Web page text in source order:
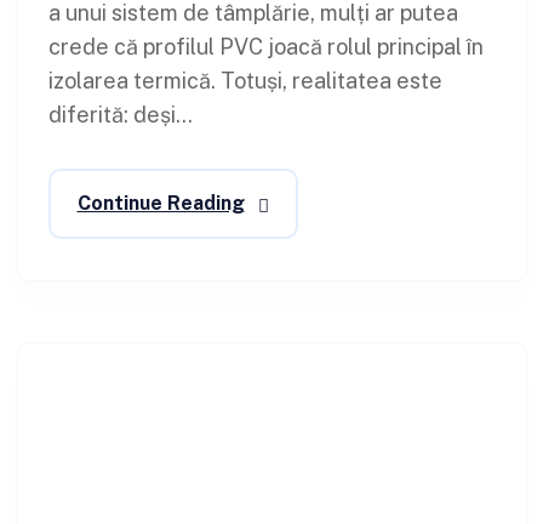
a unui sistem de tâmplărie, mulți ar putea
crede că profilul PVC joacă rolul principal în
izolarea termică. Totuși, realitatea este
diferită: deși...
Continue Reading